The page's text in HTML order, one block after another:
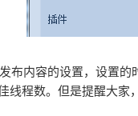
布内容的设置，设置
线程数。但是提醒大家